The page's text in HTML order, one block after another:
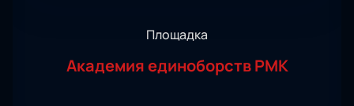
Площадка
Академия единоборств РМК